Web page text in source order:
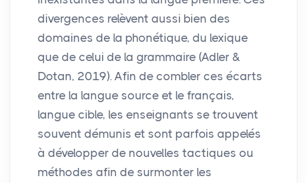
divergences relèvent aussi bien des
domaines de la phonétique, du lexique
que de celui de la grammaire (Adler &
Dotan, 2019). Afin de combler ces écarts
entre la langue source et le français,
langue cible, les enseignants se trouvent
souvent démunis et sont parfois appelés
à développer de nouvelles tactiques ou
méthodes afin de surmonter les